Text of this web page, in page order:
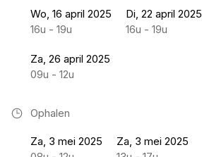
Wo, 16 april 2025
16u - 19u
Di, 22 april 2025
16u - 19u
Za, 26 april 2025
09u - 12u
Ophalen
Za, 3 mei 2025
Za, 3 mei 2025